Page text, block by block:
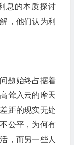
息的本质探讨
，他们认为利
题始终占据着
耸入云的摩天
距的现实无处
公平，为何有
，而另一些人